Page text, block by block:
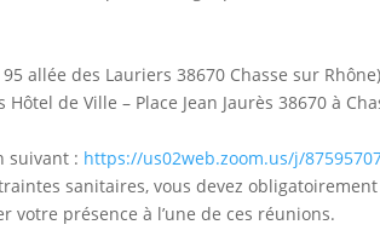
allée des Lauriers 38670 Chasse sur Rhône)
de Ville – Place Jean Jaurès 38670 à
suivant : https://us02web.zoom.us/j/
sanitaires, vous devez obligatoirement
votre présence à l’une de ces réunions.